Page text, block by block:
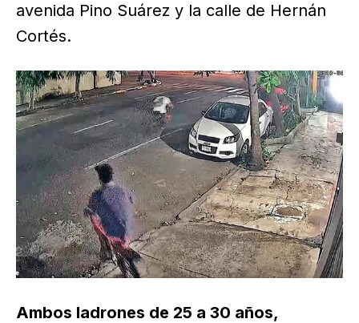
avenida Pino Suárez y la calle de Hernán
Cortés.
Ambos ladrones de 25 a 30 años,